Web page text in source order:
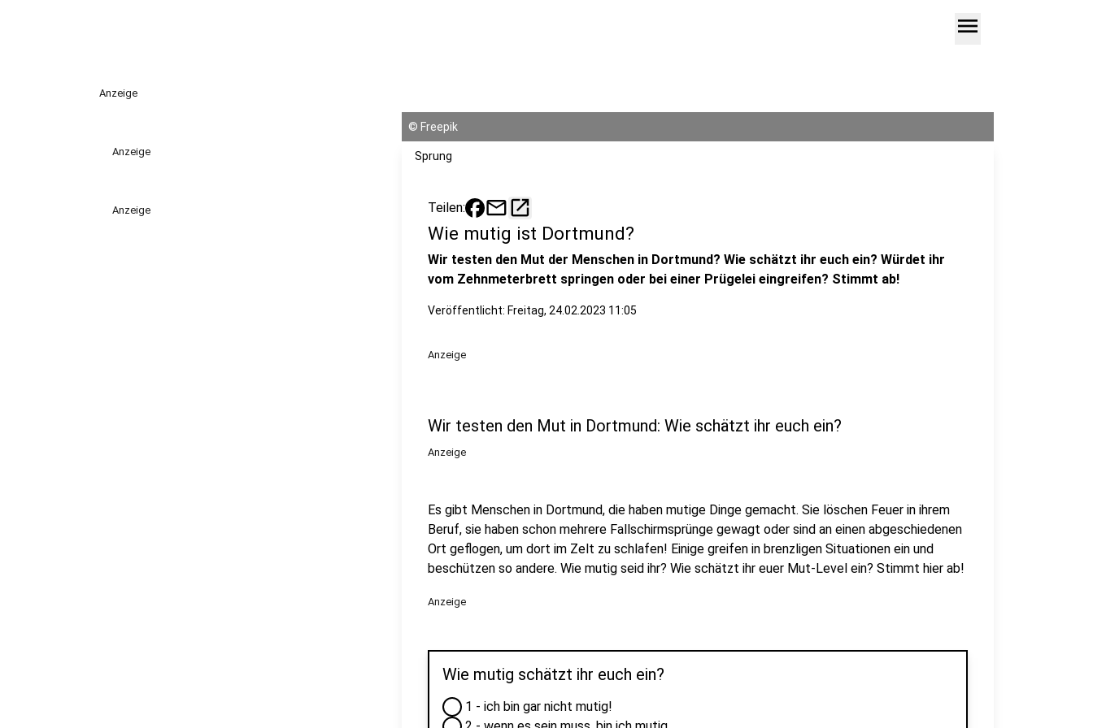
menu
Anzeige
Anzeige
Anzeige
© Freepik
Sprung
Teilen: mailopen_in_new
Wie mutig ist Dortmund?
Wir testen den Mut der Menschen in Dortmund? Wie schätzt ihr euch ein? Würdet ihr
vom Zehnmeterbrett springen oder bei einer Prügelei eingreifen? Stimmt ab!
Veröffentlicht: Freitag, 24.02.2023 11:05
Anzeige
Wir testen den Mut in Dortmund: Wie schätzt ihr euch ein?
Anzeige
Es gibt Menschen in Dortmund, die haben mutige Dinge gemacht. Sie löschen Feuer in ihrem
Beruf, sie haben schon mehrere Fallschirmsprünge gewagt oder sind an einen abgeschiedenen
Ort geflogen, um dort im Zelt zu schlafen! Einige greifen in brenzligen Situationen ein und
beschützen so andere. Wie mutig seid ihr? Wie schätzt ihr euer Mut-Level ein? Stimmt hier ab!
Anzeige
Wie mutig schätzt ihr euch ein?
1 - ich bin gar nicht mutig!